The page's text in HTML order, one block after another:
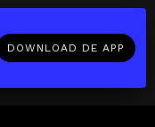
DOWNLOAD DE APP